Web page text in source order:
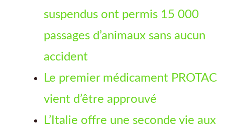
suspendus ont permis 15 000
passages d’animaux sans aucun
accident
Le premier médicament PROTAC
vient d’être approuvé
L’Italie offre une seconde vie aux